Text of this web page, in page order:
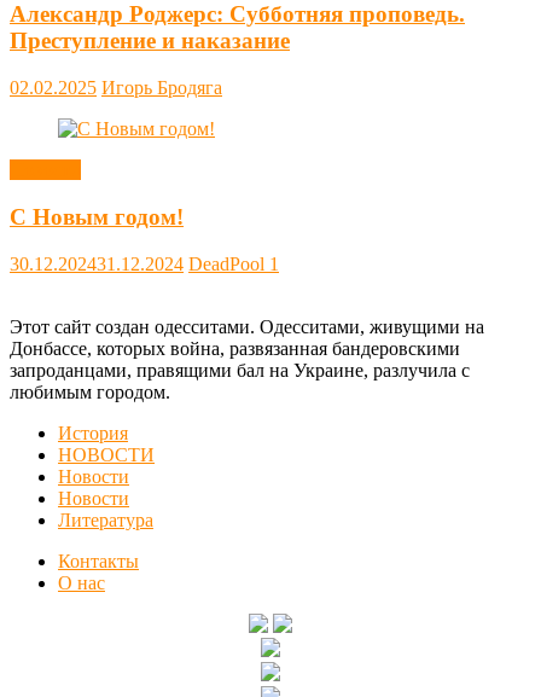
Александр Роджерс: Субботняя проповедь.
Преступление и наказание
02.02.2025 Игорь Бродяга
С Новым годом!
30.12.202431.12.2024 DeadPool 1
Этот сайт создан одесситами. Одесситами, живущими на
Донбассе, которых война, развязанная бандеровскими
запроданцами, правящими бал на Украине, разлучила с
любимым городом.
История
НОВОСТИ
Новости
Новости
Литература
Контакты
О нас